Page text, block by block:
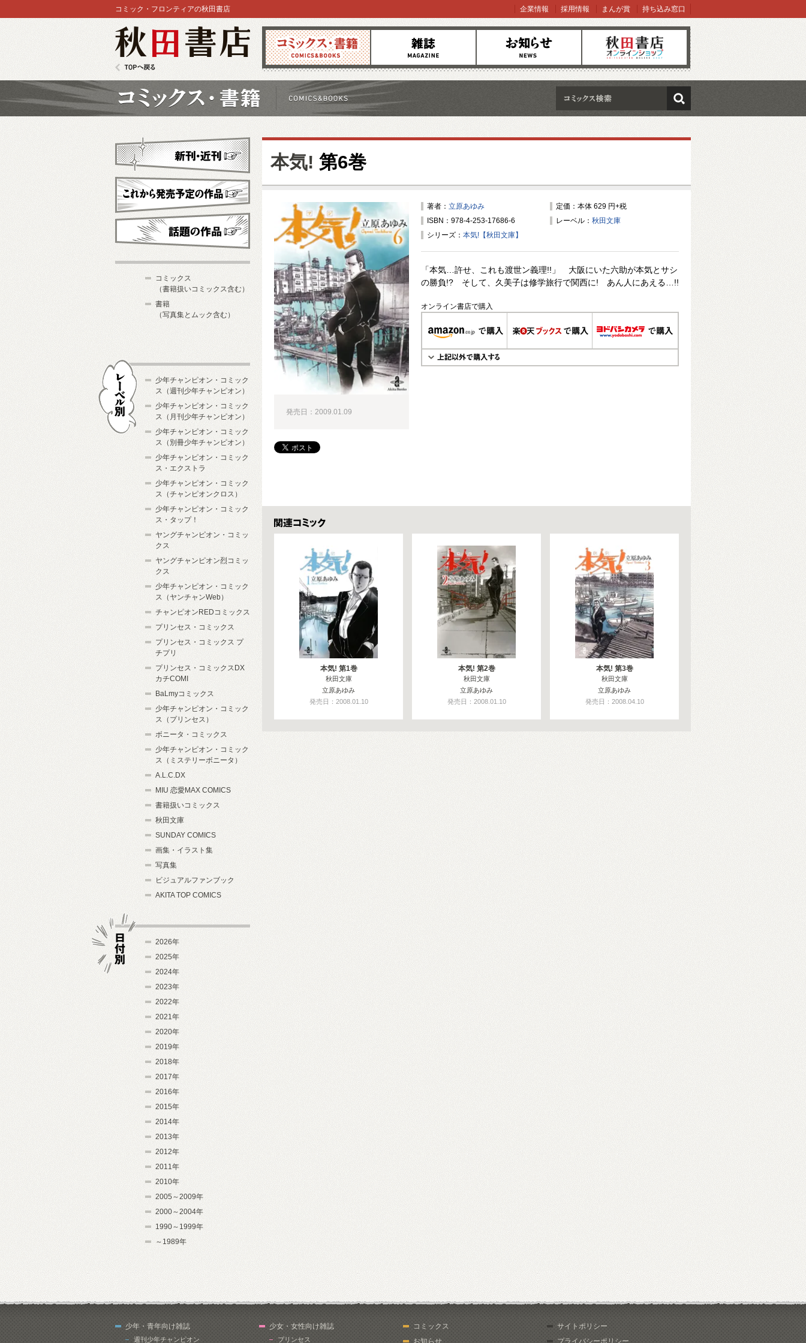
コミックス 雑誌 お知らせ オンラインショップ
コミック・フロンティアの秋田書店 企業情報 採用情報 まんが賞 持ち込み窓口
検索
本気! 第6巻
著者： 立原あゆみ
定価：本体 629 円+税
ISBN：978-4-253-17686-6
レーベル： 秋田文庫
シリーズ： 本気!【秋田文庫】
「本気…許せ、これも渡世ン義理!!」 大阪にいた六助が本気とサシ
の勝負!? そして、久美子は修学旅行で関西に! あん人にあえる…!!
オンライン書店で購入
発売日：2009.01.09
関連コミックス
本気! 第1巻
秋田文庫
立原あゆみ
発売日：2008.01.10
本気! 第2巻
秋田文庫
立原あゆみ
発売日：2008.01.10
本気! 第3巻
秋田文庫
立原あゆみ
発売日：2008.04.10
新刊・近刊
これから発売予定
コミックス
（書籍扱いコミックス含む）
書籍
（写真集とムック含む）
少年チャンピオン・コミック
ス（週刊少年チャンピオン）
少年チャンピオン・コミック
ス（月刊少年チャンピオン）
少年チャンピオン・コミック
ス（別冊少年チャンピオン）
少年チャンピオン・コミック
ス・エクストラ
少年チャンピオン・コミック
ス（チャンピオンクロス）
少年チャンピオン・コミック
ス・タップ！
ヤングチャンピオン・コミッ
クス
ヤングチャンピオン烈コミッ
クス
少年チャンピオン・コミック
ス（ヤンチャンWeb）
チャンピオンREDコミックス
プリンセス・コミックス
プリンセス・コミックス プ
チプリ
プリンセス・コミックスDX
カチCOMI
BaLmyコミックス
少年チャンピオン・コミック
ス（プリンセス）
ボニータ・コミックス
少年チャンピオン・コミック
ス（ミステリーボニータ）
A.L.C.DX
MIU 恋愛MAX COMICS
書籍扱いコミックス
秋田文庫
SUNDAY COMICS
画集・イラスト集
写真集
ビジュアルファンブック
AKITA TOP COMICS
2026年
2025年
2024年
2023年
2022年
2021年
2020年
2019年
2018年
2017年
2016年
2015年
2014年
2013年
2012年
2011年
2010年
2005～2009年
2000～2004年
1990～1999年
～1989年
少年・青年向け雑誌
週刊少年チャンピオン
少女・女性向け雑誌
プリンセス
コミックス
お知らせ
サイトポリシー
プライバシーポリシー